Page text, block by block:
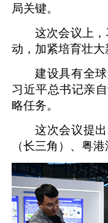
局关键。
这次会议上
动，加紧培育壮大
建设具有全
习近平总书记亲
略任务。
这次会议提
（长三角）、粤